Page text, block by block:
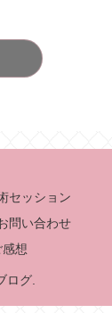
セッション
問い合わせ
感想
ログ.